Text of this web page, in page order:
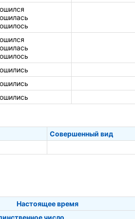
Совершенный вид
Настоящее время
число